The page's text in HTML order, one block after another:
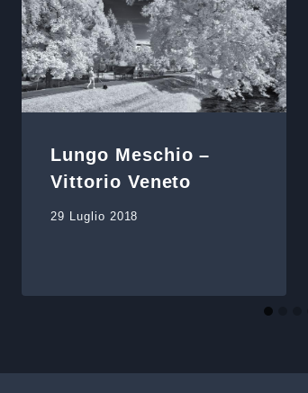
Lungo Meschio –
Vittorio Veneto
29 Luglio 2018